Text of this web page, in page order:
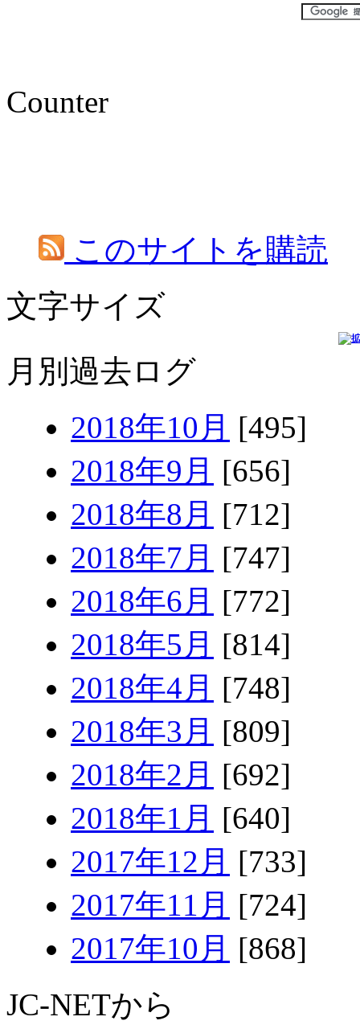
Counter
このサイトを購読
文字サイズ
月別過去ログ
2018年10月 [495]
2018年9月 [656]
2018年8月 [712]
2018年7月 [747]
2018年6月 [772]
2018年5月 [814]
2018年4月 [748]
2018年3月 [809]
2018年2月 [692]
2018年1月 [640]
2017年12月 [733]
2017年11月 [724]
2017年10月 [868]
JC-NETから